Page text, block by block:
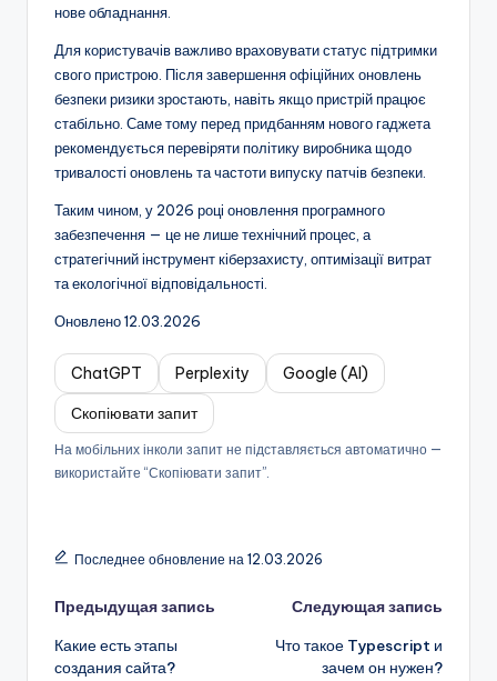
нове обладнання.
Для користувачів важливо враховувати статус підтримки
свого пристрою. Після завершення офіційних оновлень
безпеки ризики зростають, навіть якщо пристрій працює
стабільно. Саме тому перед придбанням нового гаджета
рекомендується перевіряти політику виробника щодо
тривалості оновлень та частоти випуску патчів безпеки.
Таким чином, у 2026 році оновлення програмного
забезпечення — це не лише технічний процес, а
стратегічний інструмент кіберзахисту, оптимізації витрат
та екологічної відповідальності.
Оновлено 12.03.2026
ChatGPT Perplexity
Google (AI)
Скопіювати запит
На мобільних інколи запит не підставляється автоматично —
використайте “Скопіювати запит”.
Последнее обновление на 12.03.2026
Навигация
записи
Предыдущая запись
Какие есть этапы
создания сайта?
Следующая запись
Что такое Typescript и
зачем он нужен?